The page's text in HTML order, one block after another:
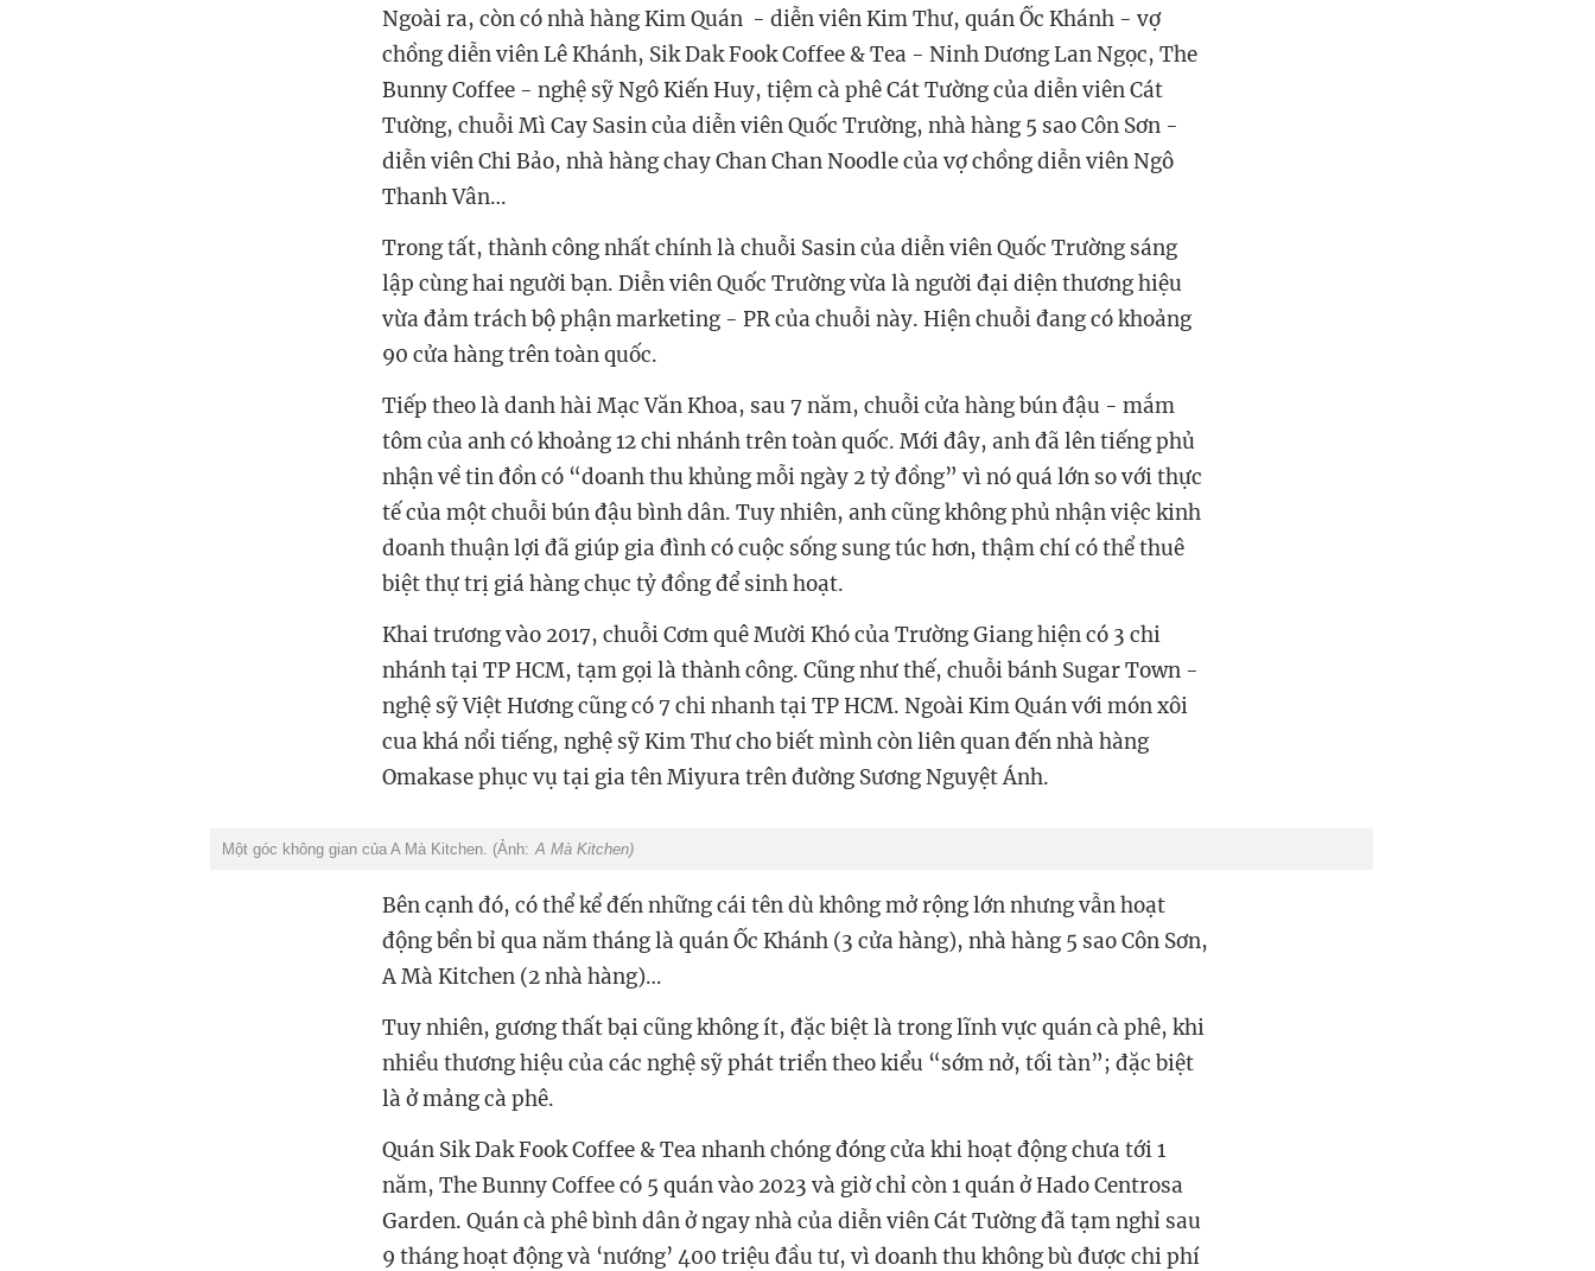
Ngoài ra, còn có nhà hàng Kim Quán - diễn viên Kim Thư, quán Ốc Khánh - vợ
chồng diễn viên Lê Khánh, Sik Dak Fook Coffee & Tea - Ninh Dương Lan Ngọc, The
Bunny Coffee - nghệ sỹ Ngô Kiến Huy, tiệm cà phê Cát Tường của diễn viên Cát
Tường, chuỗi Mì Cay Sasin của diễn viên Quốc Trường, nhà hàng 5 sao Côn Sơn -
diễn viên Chi Bảo, nhà hàng chay Chan Chan Noodle của vợ chồng diễn viên Ngô
Thanh Vân…
Trong tất, thành công nhất chính là chuỗi Sasin của diễn viên Quốc Trường sáng
lập cùng hai người bạn. Diễn viên Quốc Trường vừa là người đại diện thương hiệu
vừa đảm trách bộ phận marketing - PR của chuỗi này. Hiện chuỗi đang có khoảng
90 cửa hàng trên toàn quốc.
Tiếp theo là danh hài Mạc Văn Khoa, sau 7 năm, chuỗi cửa hàng bún đậu - mắm
tôm của anh có khoảng 12 chi nhánh trên toàn quốc. Mới đây, anh đã lên tiếng phủ
nhận về tin đồn có “doanh thu khủng mỗi ngày 2 tỷ đồng” vì nó quá lớn so với thực
tế của một chuỗi bún đậu bình dân. Tuy nhiên, anh cũng không phủ nhận việc kinh
doanh thuận lợi đã giúp gia đình có cuộc sống sung túc hơn, thậm chí có thể thuê
biệt thự trị giá hàng chục tỷ đồng để sinh hoạt.
Khai trương vào 2017, chuỗi Cơm quê Mười Khó của Trường Giang hiện có 3 chi
nhánh tại TP HCM, tạm gọi là thành công. Cũng như thế, chuỗi bánh Sugar Town -
nghệ sỹ Việt Hương cũng có 7 chi nhanh tại TP HCM. Ngoài Kim Quán với món xôi
cua khá nổi tiếng, nghệ sỹ Kim Thư cho biết mình còn liên quan đến nhà hàng
Omakase phục vụ tại gia tên Miyura trên đường Sương Nguyệt Ánh.
Một góc không gian của A Mà Kitchen. (Ảnh: A Mà Kitchen)
Bên cạnh đó, có thể kể đến những cái tên dù không mở rộng lớn nhưng vẫn hoạt
động bền bỉ qua năm tháng là quán Ốc Khánh (3 cửa hàng), nhà hàng 5 sao Côn Sơn,
A Mà Kitchen (2 nhà hàng)…
Tuy nhiên, gương thất bại cũng không ít, đặc biệt là trong lĩnh vực quán cà phê, khi
nhiều thương hiệu của các nghệ sỹ phát triển theo kiểu “sớm nở, tối tàn”; đặc biệt
là ở mảng cà phê.
Quán Sik Dak Fook Coffee & Tea nhanh chóng đóng cửa khi hoạt động chưa tới 1
năm, The Bunny Coffee có 5 quán vào 2023 và giờ chỉ còn 1 quán ở Hado Centrosa
Garden. Quán cà phê bình dân ở ngay nhà của diễn viên Cát Tường đã tạm nghỉ sau
9 tháng hoạt động và ‘nướng’ 400 triệu đầu tư, vì doanh thu không bù được chi phí